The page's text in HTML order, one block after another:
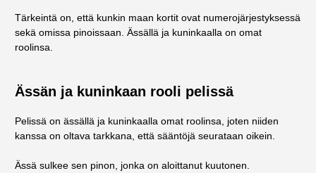
Tärkeintä on, että kunkin maan kortit ovat numerojärjestyksessä
sekä omissa pinoissaan. Ässällä ja kuninkaalla on omat
roolinsa.
Ässän ja kuninkaan rooli pelissä
Pelissä on ässällä ja kuninkaalla omat roolinsa, joten niiden
kanssa on oltava tarkkana, että sääntöjä seurataan oikein.
Ässä sulkee sen pinon, jonka on aloittanut kuutonen.